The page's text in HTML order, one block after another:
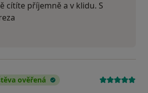
cítíte příjemně a v klidu. S
ověřená